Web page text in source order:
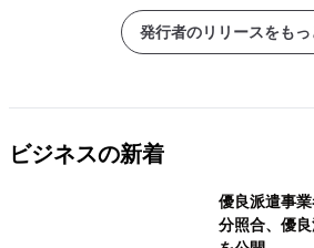
発行者のリリースをもっ
ビジネスの新着
優良派遣事
分照合、優